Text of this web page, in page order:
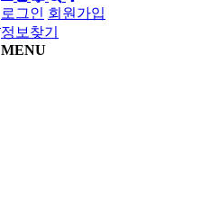
로그인 회원가입
정보찾기
MENU